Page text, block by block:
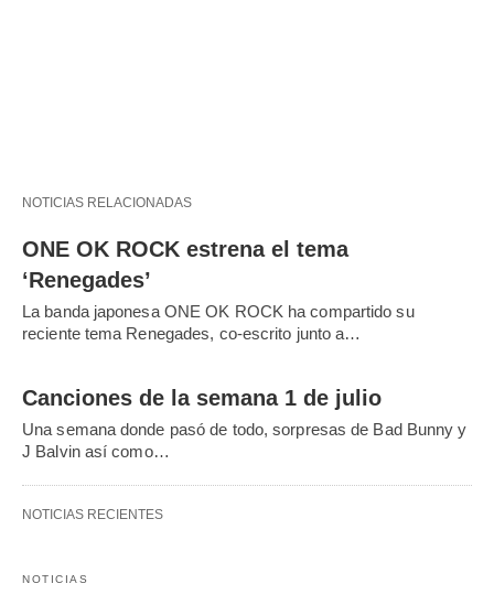
NOTICIAS RELACIONADAS
ONE OK ROCK estrena el tema
‘Renegades’
La banda japonesa ONE OK ROCK ha compartido su
reciente tema Renegades, co-escrito junto a…
Canciones de la semana 1 de julio
Una semana donde pasó de todo, sorpresas de Bad Bunny y
J Balvin así como…
NOTICIAS RECIENTES
NOTICIAS